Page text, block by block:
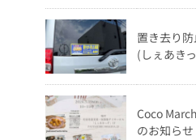
置き去り
(しぇあき
Coco
のお知らせ